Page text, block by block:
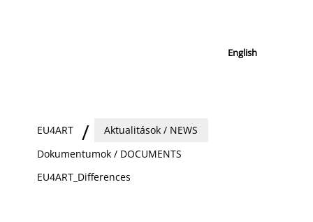
English
EU4ART
Aktualitások / NEWS
Dokumentumok / DOCUMENTS
EU4ART_Differences